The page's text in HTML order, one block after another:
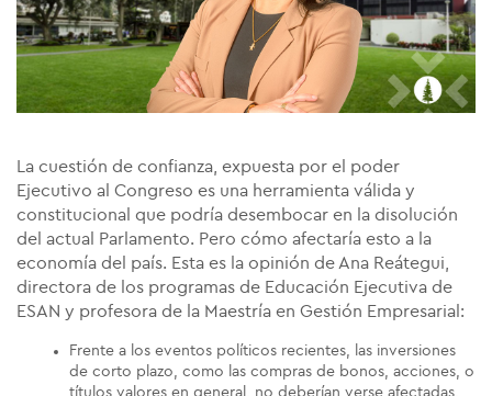
La cuestión de confianza, expuesta por el poder
Ejecutivo al Congreso es una herramienta válida y
constitucional que podría desembocar en la disolución
del actual Parlamento. Pero cómo afectaría esto a la
economía del país. Esta es la opinión de Ana Reátegui,
directora de los programas de Educación Ejecutiva de
ESAN y profesora de la Maestría en Gestión Empresarial:
Frente a los eventos políticos recientes, las inversiones
de corto plazo, como las compras de bonos, acciones, o